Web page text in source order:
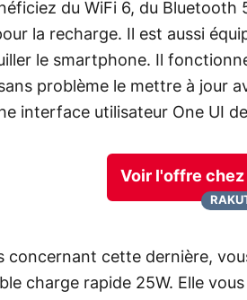
du WiFi 6, du
la recharge. Il est aussi
le smartphone. Il
problème le mettre à jour
interface utilisateur One UI
Voir l'offre chez
concernant cette dernière,
charge rapide 25W. Elle